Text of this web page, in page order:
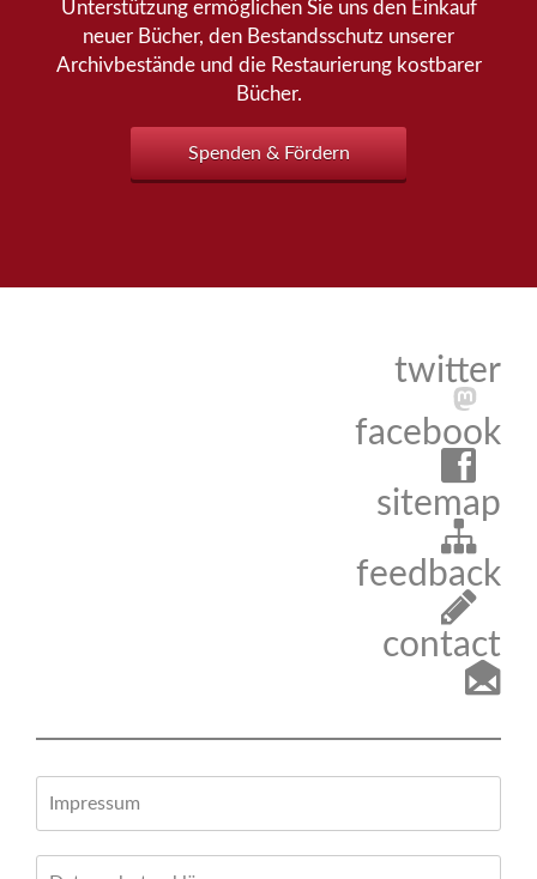
Unterstützung ermöglichen Sie uns den Einkauf
neuer Bücher, den Bestandsschutz unserer
Archivbestände und die Restaurierung kostbarer
Bücher.
Spenden & Fördern
twitter
facebook
sitemap
feedback
contact
Impressum